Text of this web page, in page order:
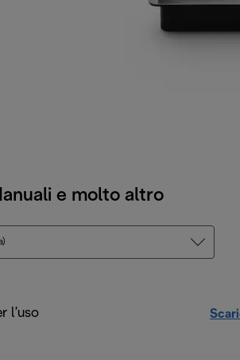
e molto altro
l’uso